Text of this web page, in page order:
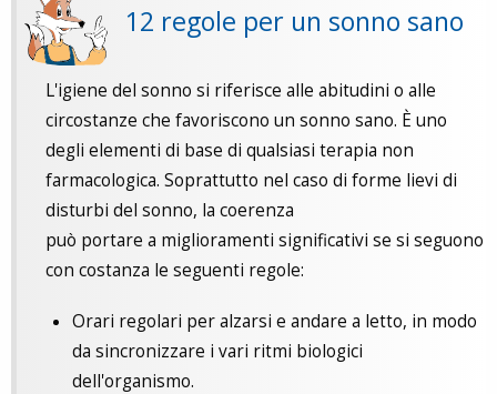
12 regole per un sonno sano
L'igiene del sonno si riferisce alle abitudini o alle
circostanze che favoriscono un sonno sano. È uno
degli elementi di base di qualsiasi terapia non
farmacologica. Soprattutto nel caso di forme lievi di
disturbi del sonno, la coerenza
può portare a miglioramenti significativi se si seguono
con costanza le seguenti regole:
Orari regolari per alzarsi e andare a letto, in modo
da sincronizzare i vari ritmi biologici
dell'organismo.